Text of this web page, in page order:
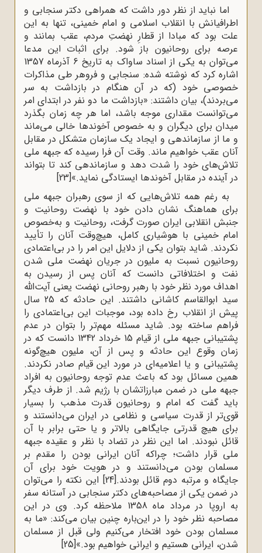
اما نباید از نظر دور داشت که همراهی دکتر سنجابی و
اطرافیانش با انقلاب اسلامی و امام خمینی، تنها به این
علت بود که مبادا از قطارِ نهضتِ مردم، عقب بمانند و
عرصه برای روحانیون باز شود. برای اثبات این مدعا
می‌توان به یکی از اسناد ساواک به تاریخ 6 آذرماه 1357
اشاره کرد که نوشته شده: سنجابی و فروهر طی مذاکرات
خصوصی خود (که در آن هنگام در بازداشت به سر
می‌بردند)، بیان داشتند: «بازداشت ما دو نفر در ابتدای امر
می‌توانست مقداری موجه باشد، اما هر چه زمان بگذرد
میدان برای دیگران و به خصوص آخوندها خالی می‌ماند
و ما از سازماندهی و ایجاد یک سازمان متشکل در مقابل
آنان عقب خواهیم ماند. وقت آن فرا رسیده که جبهه ملی
تلاش‌های خود را شدت دهد و سازماندهی کند تا بتواند
در آینده در مقابل آخوندها ایستادگی نماید.»[23]
به رغم همه تلاش‌هایی که از سوی رهبران جبهه ملی
برای هماهنگ نشان دادن خود با نهضت روحانیت و
جنبش انقلابی ایران صورت گرفت، روحانیت و به‌خصوص
امام خمینی با هوشیاری کامل، هیچ‌وقت آنان را تأیید
نکردند. شاید بتوان یکی از دلایل این امر را در بی‌اعتمادی
روحانیون نسبت به ملیون در جریان نهضت ملی ‌شدن
نفت و اختلافاتی دانست که آنان پس از رسیدن به
اهداف مورد نظر خود با رهبر روحانی نهضت یعنی آیت‌الله
سید ابوالقاسم کاشانی داشتند. این حادثه که 25 سال
پیش از انقلاب رخ داده بود، موجبات این بی‌اعتمادی را
فراهم ساخته بود. شاید مسئله مهم‌تر را بتوان در عدم
پشتیبانی جبهه ملی از قیام 15 خرداد 1342 دانست که در
زمان وقوع این حادثه و پس از آن، ملیون هیچ‌گونه
پشتیبانی و یا اعلامیه‌ای در مورد این قیام صادر نکردند.
همین مسائل بود که باعث عدم توجه روحانیون به افراد
جبهه ملی در ضمن مبارزاتشان با رژیم شد. از طرف دیگر
باید گفت که امام و روحانیون قدرت مذهب را بسیار
قوی‌تر از قدرت سیاسی و نظامی در ایران می‌دانستند و
برای هیچ قدرتی جایگاهی بالاتر و یا حتی برابر با آن
قائل نبودند. اما این نظر در تضاد با نظر و عقیده جبهه
ملی قرار داشت؛ چراکه آنان ایرانی ‌بودن را مقدم بر
مسلمان‌ بودن می‌دانستند و در هویت خود برای آن
جایگاه و مرتبه دوم قائل بودند.[24]
این نکته را می‌توان
در ضمن یکی از مصاحبه‌های دکتر سنجابی در آستانه سفر
به اروپا در مرداد ماه 1358 ملاحظه کرد. وی در این
مصاحبه نظر خود را در این‌باره چنین بیان می‌کند: «ما به
مسلمان بودن خود افتخار می‌کنیم ولی قبل از مسلمان
شدن، ایرانی هستیم و ایرانی خواهیم بود.»[25]